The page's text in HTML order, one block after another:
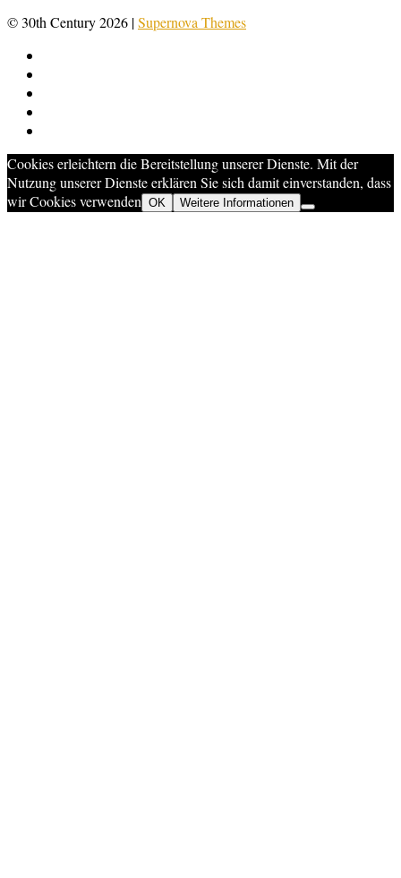
© 30th Century 2026 |Supernova Themes
Cookies erleichtern die Bereitstellung unserer Dienste. Mit der
Nutzung unserer Dienste erklären Sie sich damit einverstanden, dass
wir Cookies verwenden OK Weitere Informationen